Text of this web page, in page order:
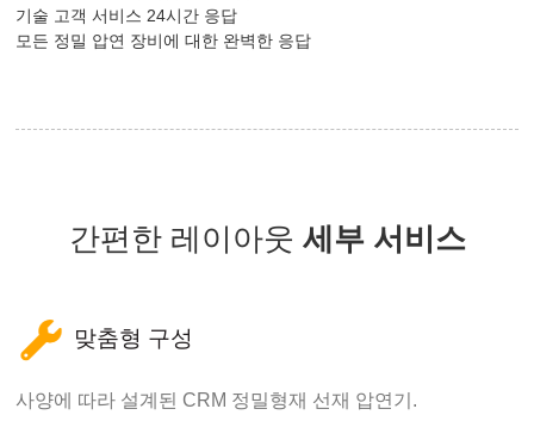
기술 고객 서비스 24시간 응답
모든 정밀 압연 장비에 대한 완벽한 응답
간편한 레이아웃 세부 서비스
맞춤형 구성
사양에 따라 설계된 CRM 정밀형재 선재 압연기.